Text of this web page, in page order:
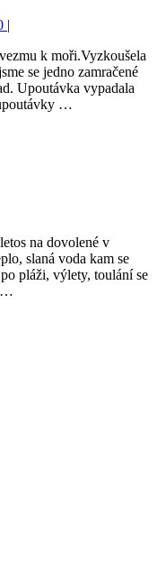
|
k moři.Vyzkoušela
se jedno zamračené
Upoutávka vypadala
…
na dovolené v
slaná voda kam se
pláži, výlety, toulání se